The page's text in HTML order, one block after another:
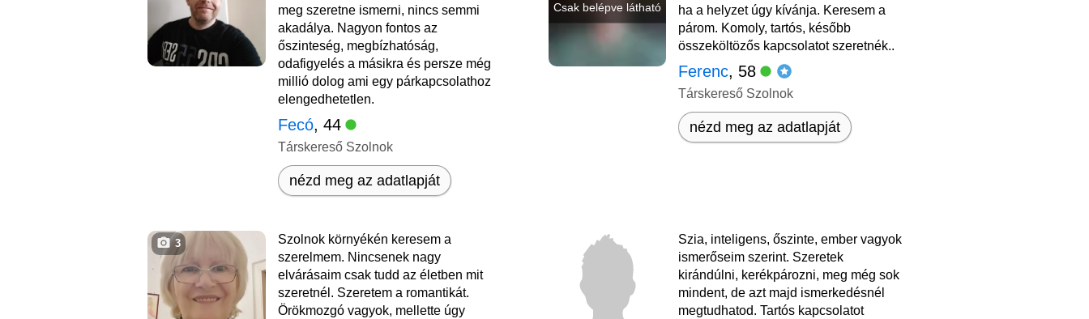
meg szeretne ismerni, nincs semmi
akadálya. Nagyon fontos az
őszinteség, megbízhatóság,
odafigyelés a másikra és persze még
millió dolog ami egy párkapcsolathoz
elengedhetetlen.
Fecó, 44
Társkereső Szolnok
nézd meg az adatlapját
Csak belépve látható
ha a helyzet úgy kívánja. Keresem a
párom. Komoly, tartós, később
összeköltözős kapcsolatot szeretnék..
Ferenc, 58
Társkereső Szolnok
nézd meg az adatlapját
3
Szolnok környékén keresem a
szerelmem. Nincsenek nagy
elvárásaim csak tudd az életben mit
szeretnél. Szeretem a romantikát.
Örökmozgó vagyok, mellette úgy
Szia, inteligens, őszinte, ember vagyok
ismerőseim szerint. Szeretek
kirándúlni, kerékpározni, meg még sok
mindent, de azt majd ismerkedésnél
megtudhatod. Tartós kapcsolatot